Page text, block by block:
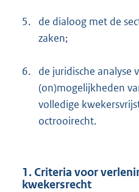
5.
de dialoog met de
zaken;
6.
de juridische analyse
(on)mogelijkheden
volledige
octrooirecht.
1. Criteria voor
kwekersrecht